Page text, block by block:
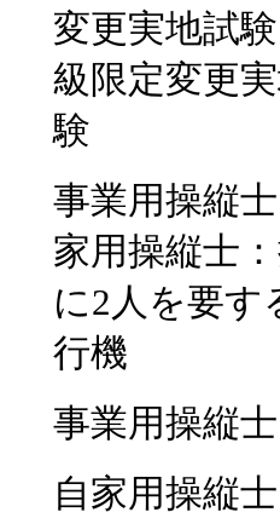
変更実地試
級限定変更
験
事業用操縦
家用操縦士
に2人を要す
行機
事業用操縦
自家用操縦